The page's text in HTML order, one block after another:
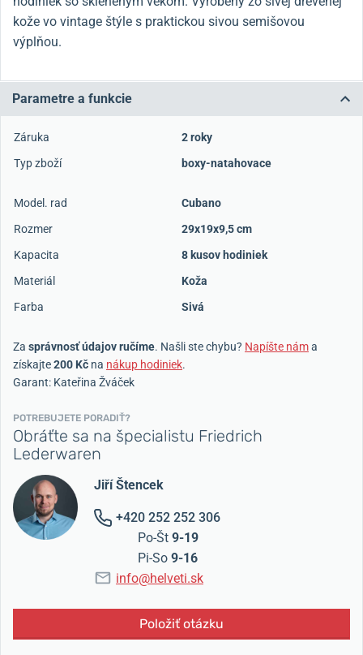
kože vo vintage štýle s praktickou sivou semišovou
výplňou.
Parametre a funkcie
Záruka
2 roky
Typ zboží
boxy-natahovace
Model. rad
Cubano
Rozmer
29x19x9,5 cm
Kapacita
8 kusov hodiniek
Materiál
Koža
Farba
Sivá
Za správnosť údajov ručíme. Našli ste chybu? Napíšte náma
získajte200 Kč na nákup hodiniek.
Garant: Kateřina Žváček
POTREBUJETE PORADIŤ?
Obráťte sa na špecialistu Friedrich
Lederwaren
Jiří Štencek
+420 252 252 306
Po-Št 9-19
Pi-So 9-16
info@helveti.sk
Položiť otázku